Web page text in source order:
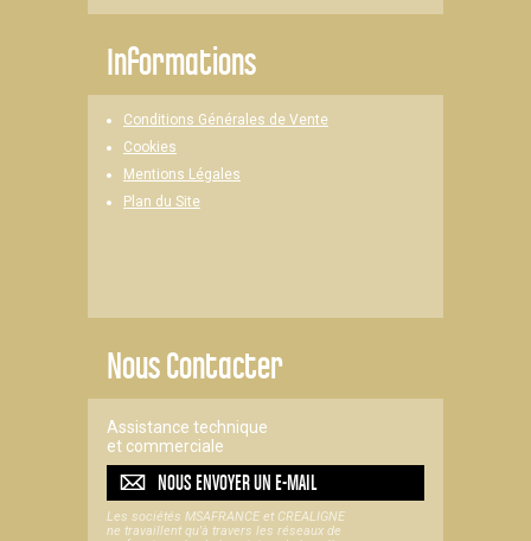
Informations
Conditions Générales de Vente
Cookies
Mentions Légales
Plan du Site
Nous Contacter
Assistance technique
et commerciale
NOUS ENVOYER UNE-MAIL
Les sociétés MSAFRANCE et CREALIGNE
ne travaillent qu'à travers les réseaux de